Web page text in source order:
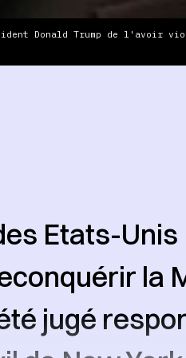
Donald Trump de
Etats-Unis
la
jugé